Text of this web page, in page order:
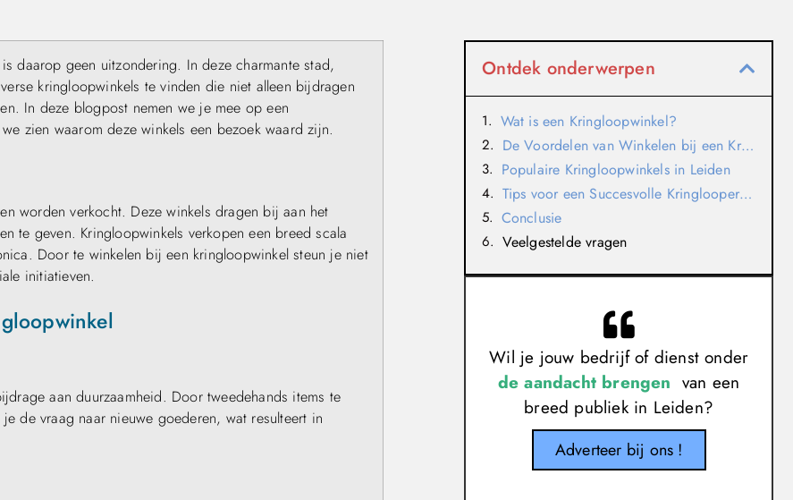
daarop geen uitzondering. In deze charmante stad,
kringloopwinkels te vinden die niet alleen bijdragen
In deze blogpost nemen we je mee op een
zien waarom deze winkels een bezoek waard zijn.
worden verkocht. Deze winkels dragen bij aan het
te geven. Kringloopwinkels verkopen een breed scala
Door te winkelen bij een kringloopwinkel steun je niet
initiatieven.
aan duurzaamheid. Door tweedehands items te
de vraag naar nieuwe goederen, wat resulteert in
Ontdek onderwerpen
Wat is een Kringloopwinkel?
De Voordelen van Winkelen bij een Kringloopwinkel
Populaire Kringloopwinkels in Leiden
Tips voor een Succesvolle Kringloopervaring
Conclusie
Veelgestelde vragen
Wil je jouw bedrijf of dienst onder
de aandacht brengenvan een
breed publiek in Leiden?
Adverteer bij ons !